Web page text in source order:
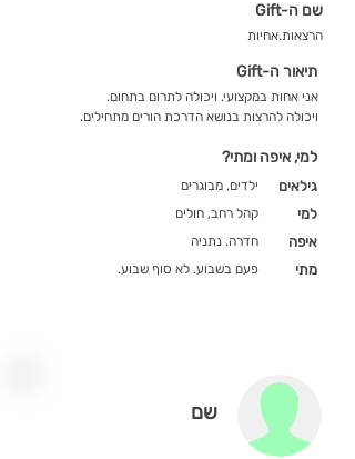
שם ה-Gift
הרצאות.אחיות
תיאור ה-Gift
אני אחות במקצועי. ויכולה לתרום בתחום.
ויכולה להרצות בנושא הדרכת הורים מתחילים.
למי, איפה ומתי?
ילדים, מבוגרים גילאים
קהל רחב, חולים למי
חדרה. נתניה איפה
פעם בשבוע. לא סוף שבוע. מתי
שם